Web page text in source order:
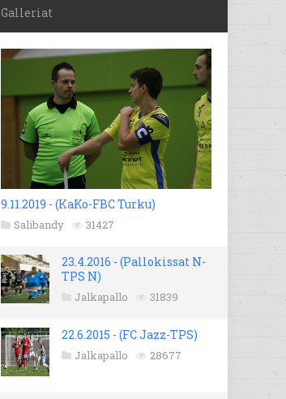
Galleriat
9.11.2019 - (KaKo-FBC Turku)
Salibandy 31427
23.4.2016 - (Pallokissat N-
TPS N)
Jalkapallo 31839
22.6.2015 - (FC Jazz-TPS)
Jalkapallo 28677